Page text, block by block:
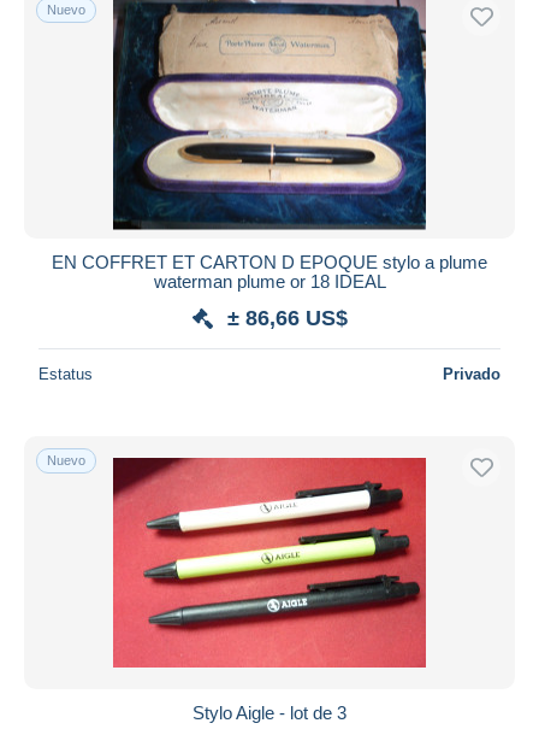
Nuevo
EN COFFRET ET CARTON D EPOQUE stylo a plume
waterman plume or 18 IDEAL
± 86,66 US$
Estatus Privado
Nuevo
Stylo Aigle - lot de 3